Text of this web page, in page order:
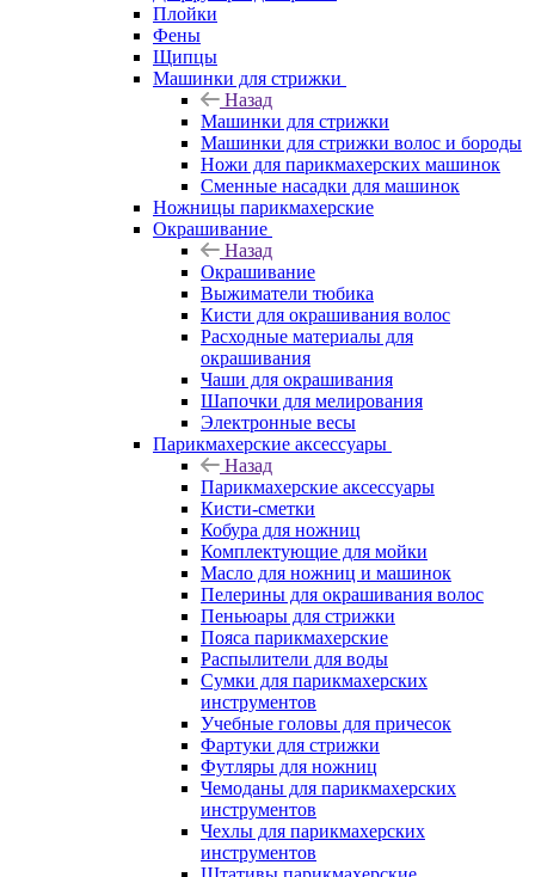
Плойки
Фены
Щипцы
Машинки для стрижки
Назад
Машинки для стрижки
Машинки для стрижки волос и бороды
Ножи для парикмахерских машинок
Сменные насадки для машинок
Ножницы парикмахерские
Окрашивание
Назад
Окрашивание
Выжиматели тюбика
Кисти для окрашивания волос
Расходные материалы для
окрашивания
Чаши для окрашивания
Шапочки для мелирования
Электронные весы
Парикмахерские аксессуары
Назад
Парикмахерские аксессуары
Кисти-сметки
Кобура для ножниц
Комплектующие для мойки
Масло для ножниц и машинок
Пелерины для окрашивания волос
Пеньюары для стрижки
Пояса парикмахерские
Распылители для воды
Сумки для парикмахерских
инструментов
Учебные головы для причесок
Фартуки для стрижки
Футляры для ножниц
Чемоданы для парикмахерских
инструментов
Чехлы для парикмахерских
инструментов